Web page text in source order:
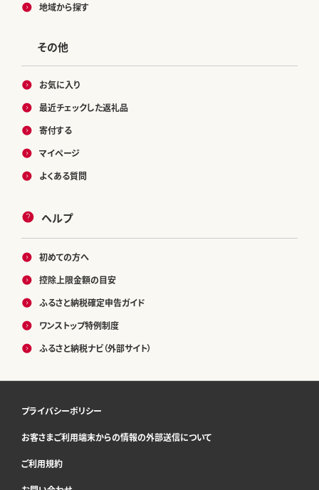
地域から探す
その他
お気に入り
最近チェックした返礼品
寄付する
マイページ
よくある質問
ヘルプ
初めての方へ
控除上限金額の目安
ふるさと納税確定申告ガイド
ワンストップ特例制度
ふるさと納税ナビ（外部サイト）
プライバシーポリシー
お客さまご利用端末からの情報の外部送信について
ご利用規約